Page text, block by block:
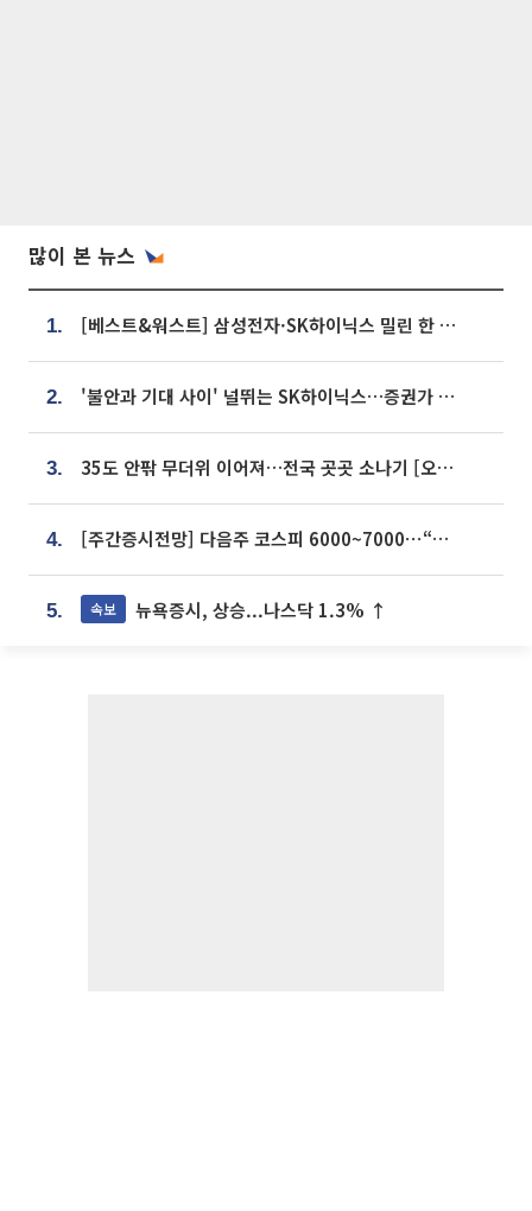
많이 본 뉴스
1. [베스트&워스트] 삼성전자·SK하이닉스 밀린 한 주…상상인증권은 85% 급등
2. '불안과 기대 사이' 널뛰는 SK하이닉스…증권가 "HBM4·LTA 기반 펀터멘털 견고"
3. 35도 안팎 무더위 이어져…전국 곳곳 소나기 [오늘 날씨]
4. [주간증시전망] 다음주 코스피 6000~7000⋯“外人 수급은 정책이 변수”
5. 속보 뉴욕증시, 상승...나스닥 1.3% ↑